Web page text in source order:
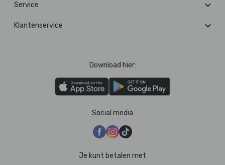
Service
Klantenservice
Download hier:
Social media
Je kunt betalen met